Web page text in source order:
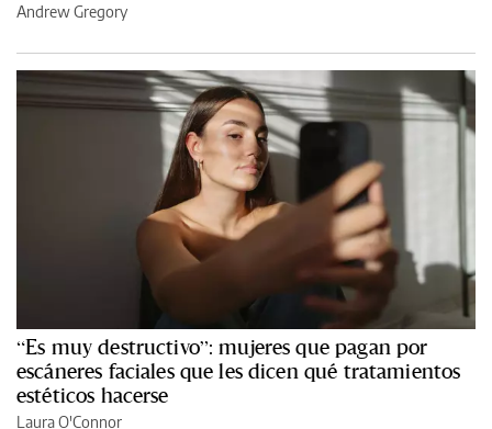
Andrew Gregory
“Es muy destructivo”: mujeres que pagan por
escáneres faciales que les dicen qué tratamientos
estéticos hacerse
Laura O'Connor